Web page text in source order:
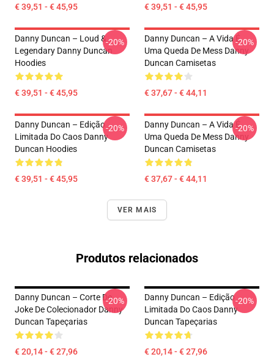
€ 39,51 - € 45,95 € 39,51 - € 45,95
Danny Duncan – Loud &
Legendary Danny Duncan
Hoodies
€ 39,51 - € 45,95
-20%
Danny Duncan – A Vida É
Uma Queda De Mess Danny
Duncan Camisetas
€ 37,67 - € 44,11
-20%
Danny Duncan – Edição
Limitada Do Caos Danny
Duncan Hoodies
€ 39,51 - € 45,95
-20%
Danny Duncan – A Vida É
Uma Queda De Mess Danny
Duncan Camisetas
€ 37,67 - € 44,11
-20%
VER MAIS
Produtos relacionados
Danny Duncan – Corte De
Joke De Colecionador Danny
Duncan Tapeçarias
€ 20,14 - € 27,96
-20%
Danny Duncan – Edição
Limitada Do Caos Danny
Duncan Tapeçarias
€ 20,14 - € 27,96
-20%